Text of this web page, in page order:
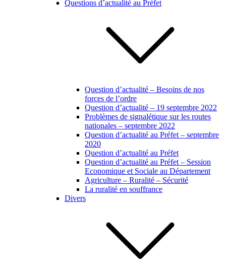
Questions d’actualité au Préfet
Question d’actualité – Besoins de nos
forces de l’ordre
Question d’actualité – 19 septembre 2022
Problèmes de signalétique sur les routes
nationales – septembre 2022
Question d’actualité au Préfet – septembre
2020
Question d’actualité au Préfet
Question d’actualité au Préfet – Session
Economique et Sociale au Département
Agriculture – Ruralité – Sécurité
La ruralité en souffrance
Divers